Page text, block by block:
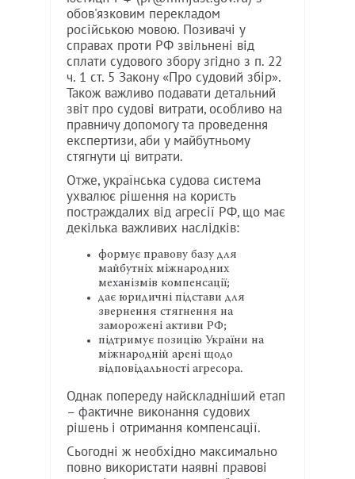
обов'язковим перекладом
російською мовою. Позивачі у
справах проти РФ звільнені від
сплати судового збору згідно з п. 22
ч. 1 ст. 5 Закону «Про судовий збір».
Також важливо подавати детальний
звіт про судові витрати, особливо на
правничу допомогу та проведення
експертизи, аби у майбутньому
стягнути ці витрати.
Отже, українська судова система
ухвалює рішення на користь
постраждалих від агресії РФ, що має
декілька важливих наслідків:
формує правову базу для
майбутніх міжнародних
механізмів компенсації;
дає юридичні підстави для
звернення стягнення на
заморожені активи РФ;
підтримує позицію України на
міжнародній арені щодо
відповідальності агресора.
Однак попереду найскладніший етап
– фактичне виконання судових
рішень і отримання компенсації.
Сьогодні ж необхідно максимально
повно використати наявні правові